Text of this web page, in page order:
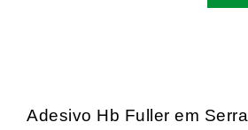
Adesivo Hb Fuller em